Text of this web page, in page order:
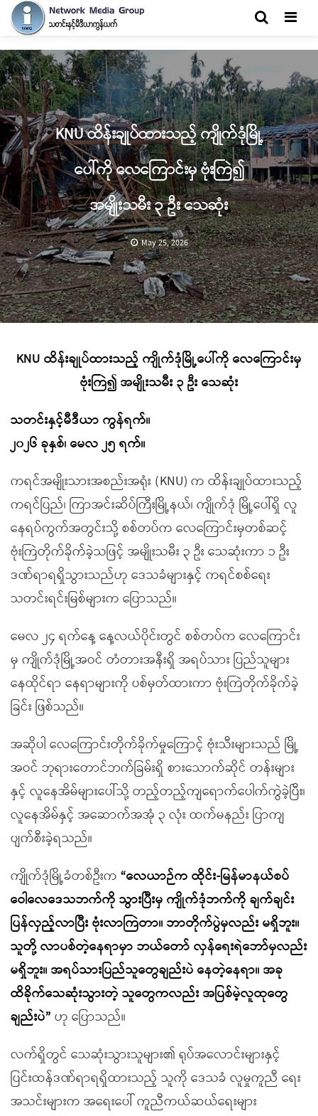
KNU ထိန်းချုပ်ထားသည့် ကျိုက်ဒုံမြို့
ပေါ်ကို လေကြောင်းမှ ဗုံးကြဲ၍
အမျိုးသမီး ၃ ဦး သေဆုံး
May 25, 2026
KNU ထိန်းချုပ်ထားသည့် ကျိုက်ဒုံမြို့ပေါ်ကို လေကြောင်းမှ
ဗုံးကြဲ၍ အမျိုးသမီး ၃ ဦး သေဆုံး
သတင်းနှင့်မီဒီယာ ကွန်ရက်။
၂၀၂၆ ခုနှစ်၊ မေလ ၂၅ ရက်။
ကရင်အမျိုးသားအစည်းအရုံး (KNU) က ထိန်းချုပ်ထားသည့်
ကရင်ပြည်၊ ကြာအင်းဆိပ်ကြီးမြို့နယ်၊ ကျိုက်ဒုံ မြို့ပေါ်ရှိ လူ
နေရပ်ကွက်အတွင်းသို့ စစ်တပ်က လေကြောင်းမှတစ်ဆင့်
ဗုံးကြဲတိုက်ခိုက်ခဲ့သဖြင့် အမျိုးသမီး ၃ ဦး သေဆုံးကာ ၁ ဦး
ဒဏ်ရာရရှိသွားသည်ဟု ဒေသခံများနှင့် ကရင်စစ်ရေး
သတင်းရင်းမြစ်များက ပြောသည်။
မေလ ၂၄ ရက်နေ့ နေ့လယ်ပိုင်းတွင် စစ်တပ်က လေကြောင်း
မှ ကျိုက်ဒုံမြို့အဝင် တံတားအနီးရှိ အရပ်သား ပြည်သူများ
နေထိုင်ရာ နေရာများကို ပစ်မှတ်ထားကာ ဗုံးကြဲတိုက်ခိုက်ခဲ့
ခြင်း ဖြစ်သည်။
အဆိုပါ လေကြောင်းတိုက်ခိုက်မှုကြောင့် ဗုံးသီးများသည် မြို့
အဝင် ဘုရားတောင်ဘက်ခြမ်းရှိ စားသောက်ဆိုင် တန်းများ
နှင့် လူနေအိမ်များပေါ်သို့ တည့်တည့်ကျရောက်ပေါက်ကွဲခဲ့ပြီး၊
လူနေအိမ်နှင့် အဆောက်အအုံ ၃ လုံး ထက်မနည်း ပြာကျ
ပျက်စီးခဲ့ရသည်။
ကျိုက်ဒုံမြို့ခံတစ်ဦးက “လေယာဉ်က ထိုင်း-မြန်မာနယ်စပ်
ဝေါလေဒေသဘက်ကို သွားပြီးမှ ကျိုက်ဒုံဘက်ကို ချက်ချင်း
ပြန်လှည့်လာပြီး ဗုံးလာကြဲတာ။ ဘာတိုက်ပွဲမှလည်း မရှိဘူး။
သူတို့ လာပစ်တဲ့နေရာမှာ ဘယ်တော် လှန်ရေးရဲဘော်မှလည်း
မရှိဘူး။ အရပ်သားပြည်သူတွေချည်းပဲ နေတဲ့နေရာ။ အခု
ထိခိုက်သေဆုံးသွားတဲ့ သူတွေကလည်း အပြစ်မဲ့လူထုတွေ
ချည်းပဲ” ဟု ပြောသည်။
လက်ရှိတွင် သေဆုံးသွားသူများ၏ ရုပ်အလောင်းများနှင့်
ပြင်းထန်ဒဏ်ရာရရှိထားသည့် သူကို ဒေသခံ လူမှုကူညီ ရေး
အသင်းများက အရေးပေါ် ကူညီကယ်ဆယ်ရေးများ